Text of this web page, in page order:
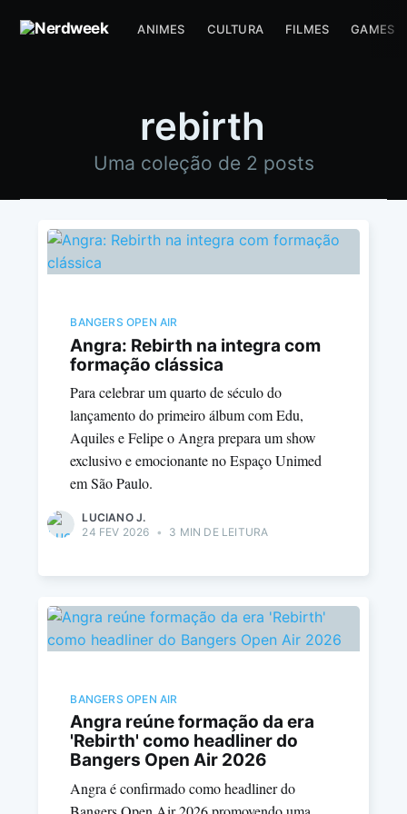
ANIMES CULTURA FILMES GAMES
rebirth
Uma coleção de 2 posts
BANGERS OPEN AIR
Angra: Rebirth na integra com
formação clássica
Para celebrar um quarto de século do
lançamento do primeiro álbum com Edu,
Aquiles e Felipe o Angra prepara um show
exclusivo e emocionante no Espaço Unimed
em São Paulo.
LUCIANO J.
24 FEV 2026 • 3 MIN DE LEITURA
BANGERS OPEN AIR
Angra reúne formação da era
'Rebirth' como headliner do
Bangers Open Air 2026
Angra é confirmado como headliner do